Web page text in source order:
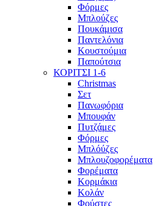
Φόρμες
Μπλούζες
Πουκάμισα
Παντελόνια
Κουστούμια
Παπούτσια
ΚΟΡΙΤΣΙ 1-6
Christmas
Σετ
Πανωφόρια
Μπουφάν
Πυτζάμες
Φόρμες
Μπλόύζες
Μπλουζοφορέματα
Φορέματα
Κορμάκια
Κολάν
Φούστες